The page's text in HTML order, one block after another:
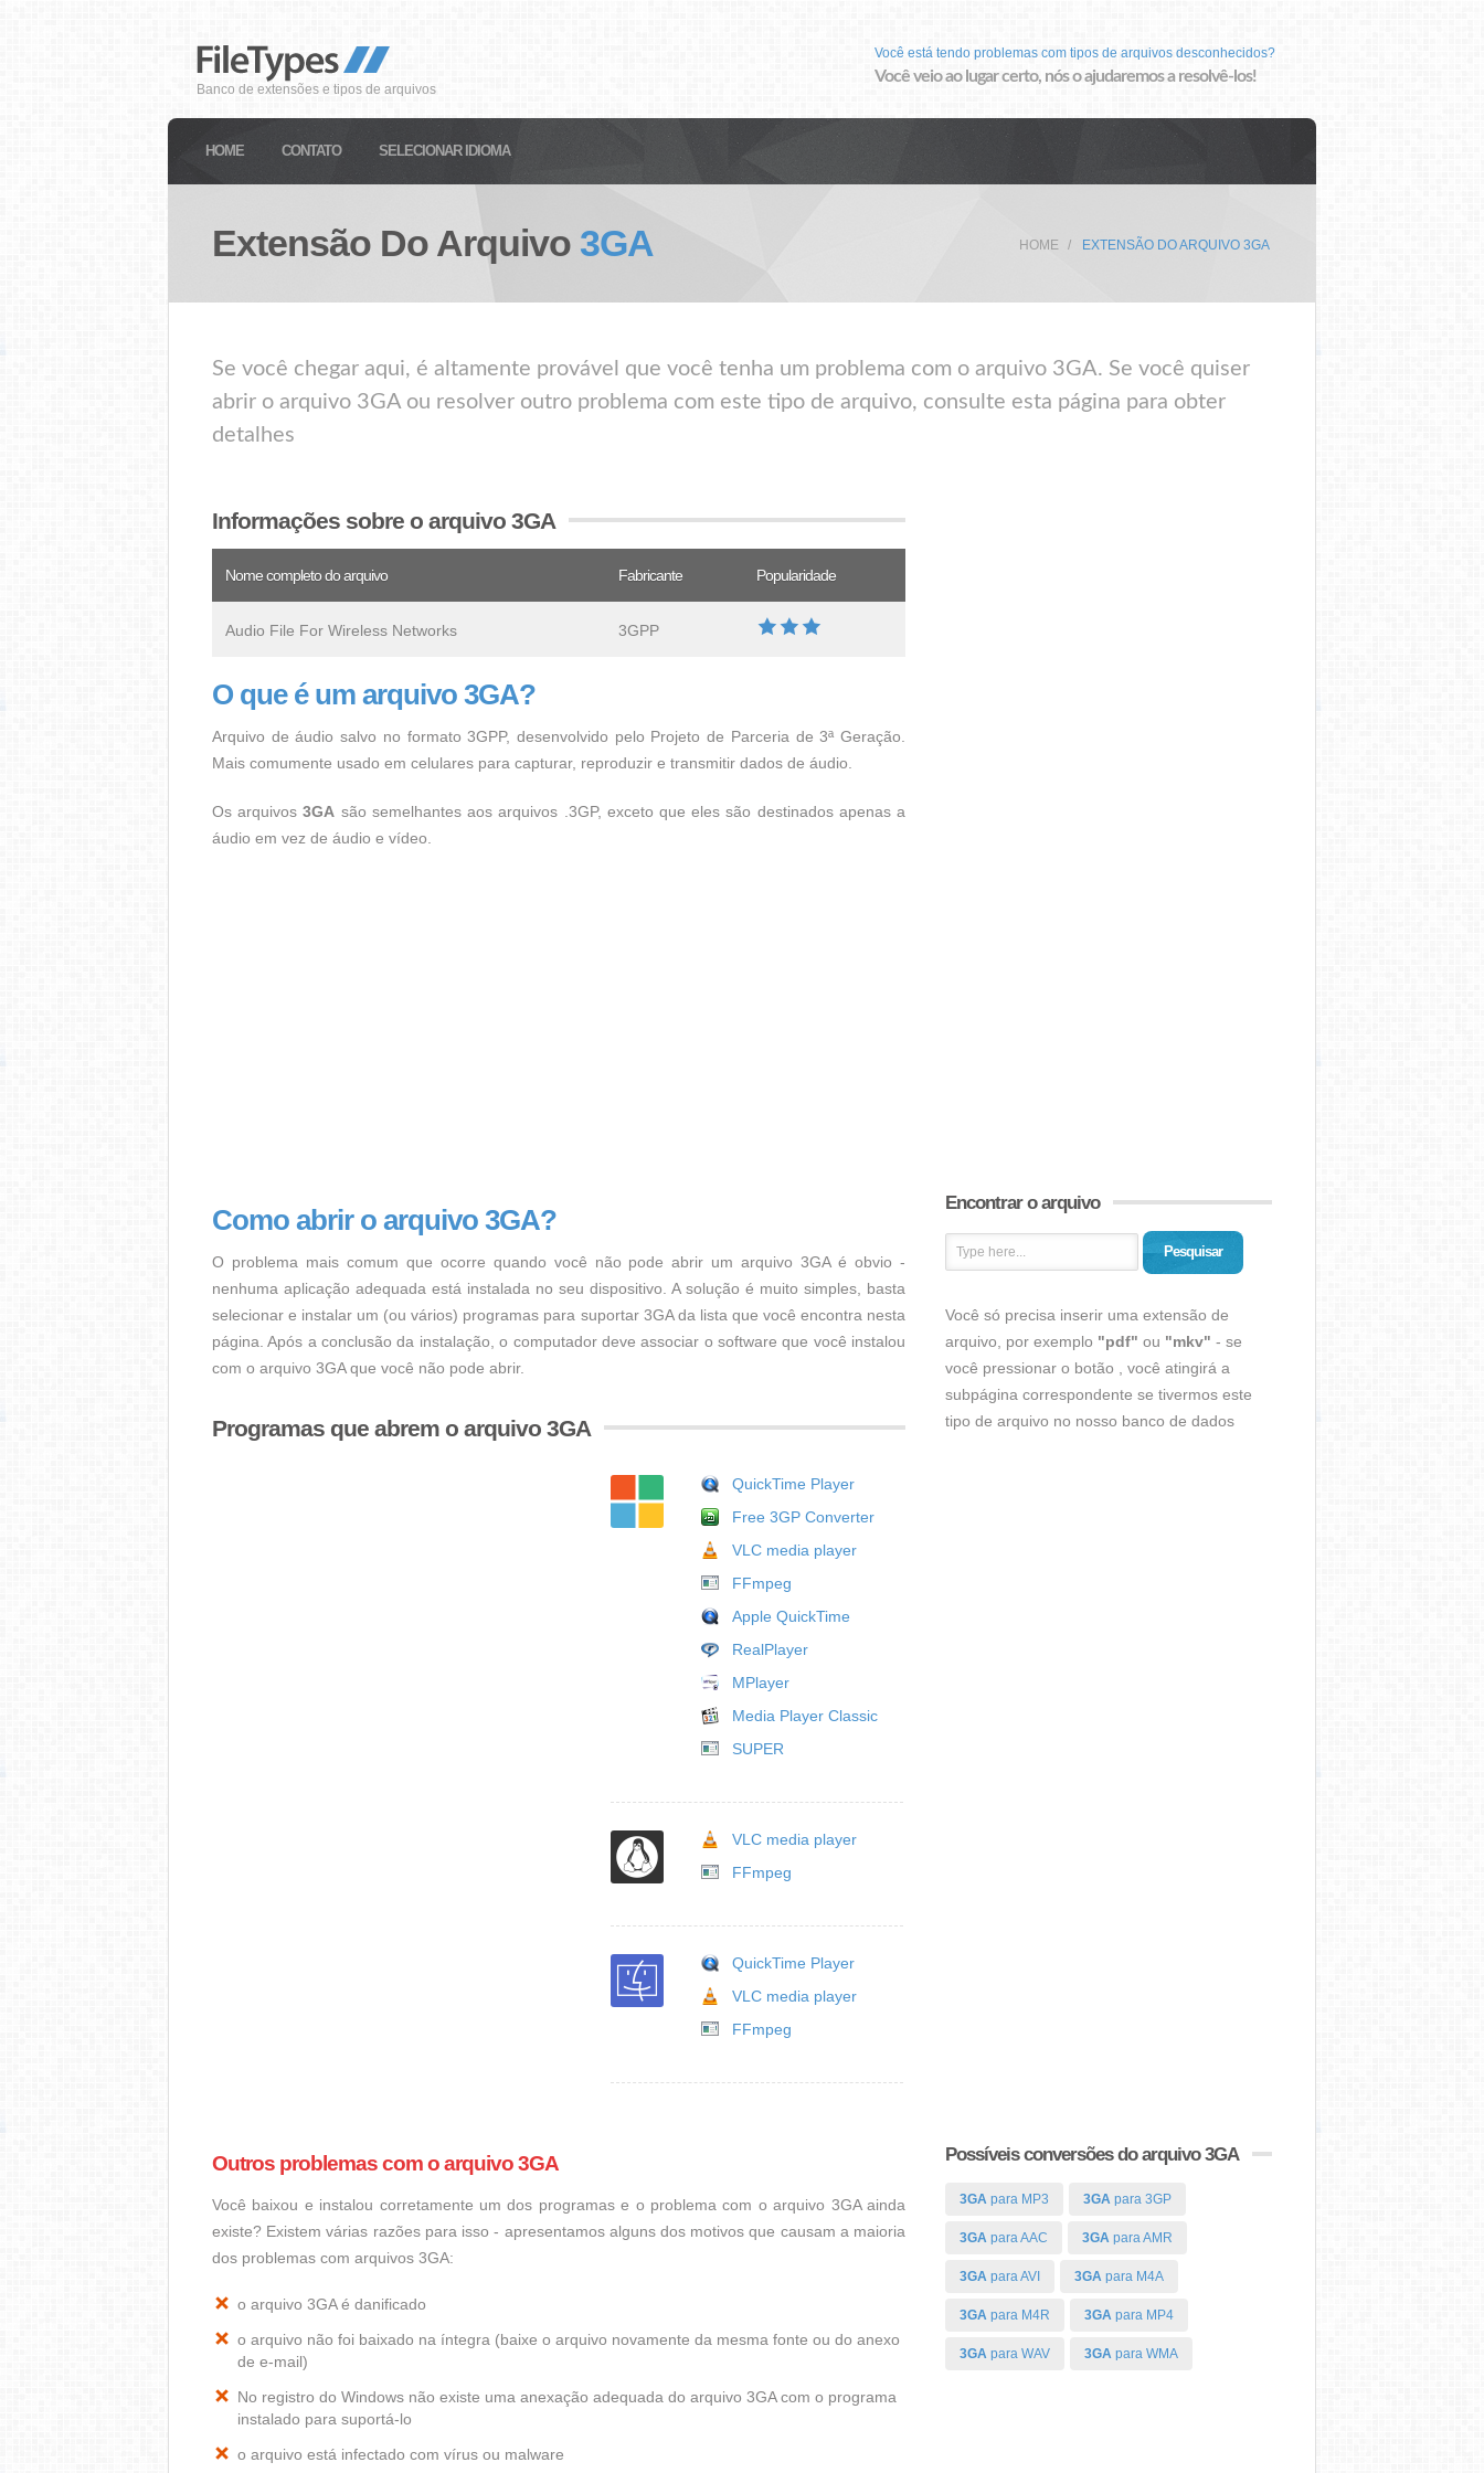
Banco de extensões e tipos de arquivos
Você está tendo problemas com tipos de arquivos desconhecidos?
Você veio ao lugar certo, nós o ajudaremos a resolvê-los!
HOME CONTATO SELECIONAR IDIOMA
Extensão Do Arquivo 3GA HOME EXTENSÃO DO ARQUIVO 3GA
Se você chegar aqui, é altamente provável que você tenha um problema com o arquivo 3GA. Se você quiser
abrir o arquivo 3GA ou resolver outro problema com este tipo de arquivo, consulte esta página para obter
detalhes
Informações sobre o arquivo 3GA
Nome completo do arquivo Fabricante Popularidade
Audio File For Wireless Networks 3GPP
O que é um arquivo 3GA?
Arquivo de áudio salvo no formato 3GPP, desenvolvido pelo Projeto de Parceria de 3ª Geração.
Mais comumente usado em celulares para capturar, reproduzir e transmitir dados de áudio.
Os arquivos3GA são semelhantes aos arquivos .3GP, exceto que eles são destinados apenas a
áudio em vez de áudio e vídeo.
Como abrir o arquivo 3GA?
O problema mais comum que ocorre quando você não pode abrir um arquivo 3GA é obvio -
nenhuma aplicação adequada está instalada no seu dispositivo. A solução é muito simples, basta
selecionar e instalar um (ou vários) programas para suportar 3GA da lista que você encontra nesta
página. Após a conclusão da instalação, o computador deve associar o software que você instalou
com o arquivo 3GA que você não pode abrir.
Programas que abrem o arquivo 3GA
QuickTime Player
Free 3GP Converter
VLC media player
FFmpeg
Apple QuickTime
RealPlayer
MPlayer
Media Player Classic
SUPER
VLC media player
FFmpeg
QuickTime Player
VLC media player
FFmpeg
Outros problemas com o arquivo 3GA
Você baixou e instalou corretamente um dos programas e o problema com o arquivo 3GA ainda
existe? Existem várias razões para isso - apresentamos alguns dos motivos que causam a maioria
dos problemas com arquivos 3GA:
o arquivo 3GA é danificado
o arquivo não foi baixado na íntegra (baixe o arquivo novamente da mesma fonte ou do anexo
de e-mail)
No registro do Windows não existe uma anexação adequada do arquivo 3GA com o programa
instalado para suportá-lo
o arquivo está infectado com vírus ou malware
Encontrar o arquivo
Pesquisar
Você só precisa inserir uma extensão de
arquivo, por exemplo "pdf" ou "mkv" - se
você pressionar o botão , você atingirá a
subpágina correspondente se tivermos este
tipo de arquivo no nosso banco de dados
Possíveis conversões do arquivo 3GA
3GA para MP3 3GA para 3GP
3GA para AAC 3GA para AMR
3GA para AVI 3GA para M4A
3GA para M4R 3GA para MP4
3GA para WAV 3GA para WMA